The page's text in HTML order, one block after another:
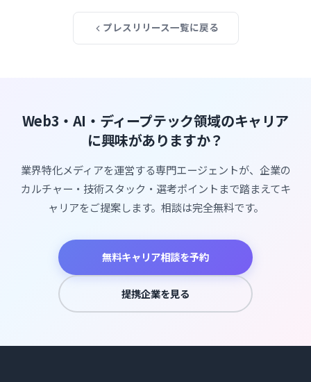
プレスリリース一覧に戻る
Web3・AI・ディープテック領域のキャリア
に興味がありますか？
業界特化メディアを運営する専門エージェントが、企業の
カルチャー・技術スタック・選考ポイントまで踏まえてキ
ャリアをご提案します。相談は完全無料です。
無料キャリア相談を予約
提携企業を見る